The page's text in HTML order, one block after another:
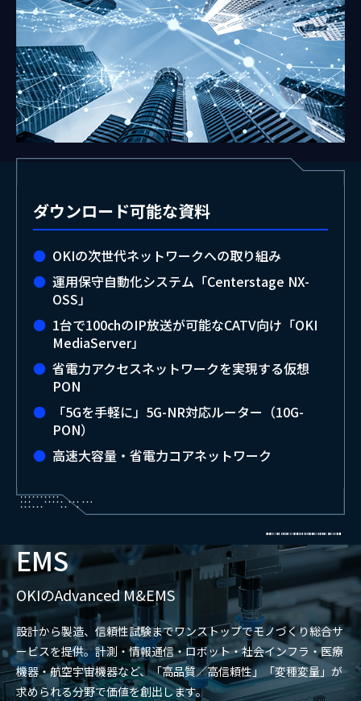
ダウンロード可能な資料
OKIの次世代ネットワークへの取り組み
運用保守自動化システム「Centerstage NX-
OSS」
1台で100chのIP放送が可能なCATV向け「OKI
MediaServer」
省電力アクセスネットワークを実現する仮想
PON
「5Gを手軽に」5G-NR対応ルーター（10G-
PON）
高速大容量・省電力コアネットワーク
EMS
OKIのAdvanced M&EMS
設計から製造、信頼性試験までワンストップでモノづくり総合サ
ービスを提供。計測・情報通信・ロボット・社会インフラ・医療
機器・航空宇宙機器など、「高品質／高信頼性」「変種変量」が
求められる分野で価値を創出します。